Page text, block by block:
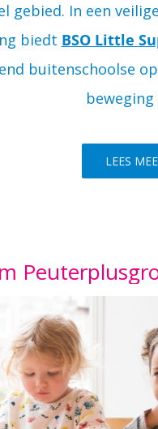
gebied. In een
biedt BSO Little
buitenschoolse
beweging
LEES